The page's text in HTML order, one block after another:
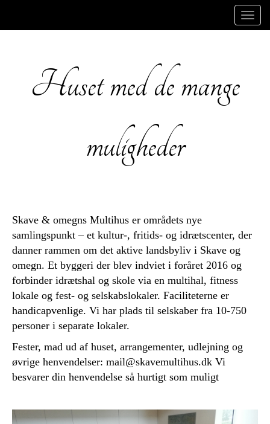
Toggle
Huset med de mange
muligheder
Skave & omegns Multihus er områdets nye
samlingspunkt – et kultur-, fritids- og idrætscenter, der
danner rammen om det aktive landsbyliv i Skave og
omegn. Et byggeri der blev indviet i foråret 2016 og
forbinder idrætshal og skole via en multihal, fitness
lokale og fest- og selskabslokaler. Faciliteterne er
handicapvenlige. Vi har plads til selskaber fra 10-750
personer i separate lokaler.
Fester, mad ud af huset, arrangementer, udlejning og
øvrige henvendelser: mail@skavemultihus.dk Vi
besvarer din henvendelse så hurtigt som muligt